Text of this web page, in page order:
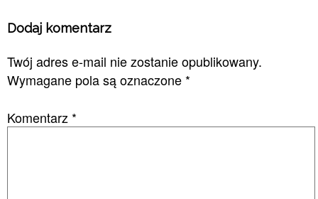
Dodaj komentarz
Twój adres e-mail nie zostanie opublikowany.
Wymagane pola są oznaczone *
Komentarz *